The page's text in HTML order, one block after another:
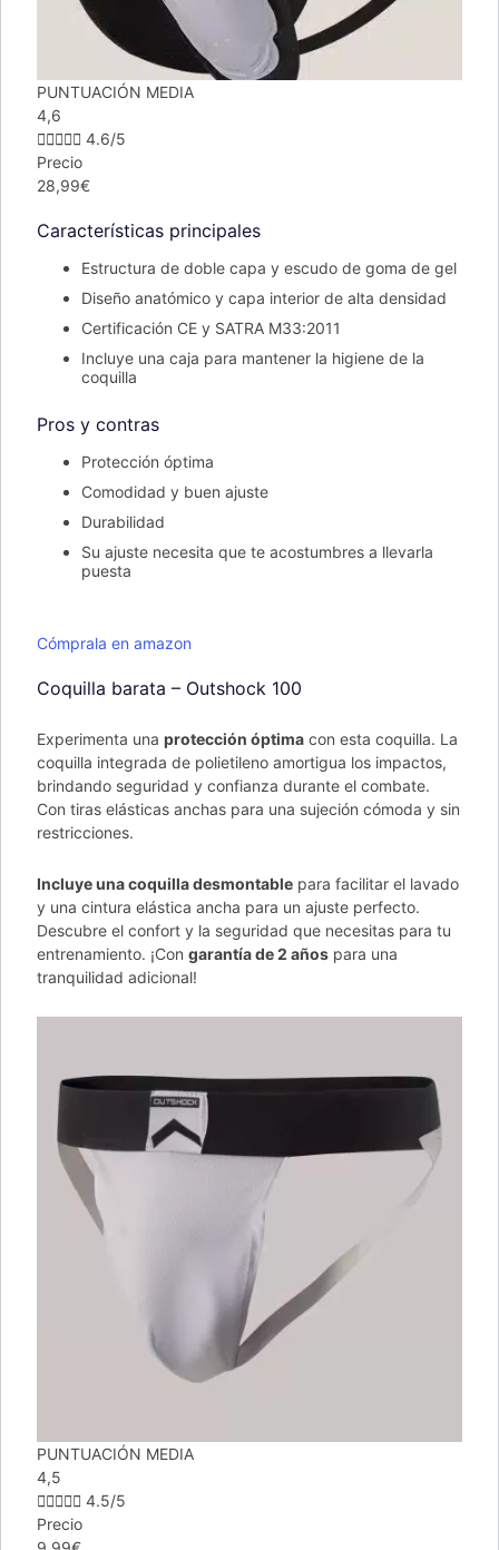
PUNTUACIÓN MEDIA
4,6
 4.6/5
Precio
28,99€
Características principales
Estructura de doble capa y escudo de goma de gel
Diseño anatómico y capa interior de alta densidad
Certificación CE y SATRA M33:2011
Incluye una caja para mantener la higiene de la
coquilla
Pros y contras
Protección óptima
Comodidad y buen ajuste
Durabilidad
Su ajuste necesita que te acostumbres a llevarla
puesta
Cómprala en amazon
Coquilla barata – Outshock 100
Experimenta una protección óptima con esta coquilla. La
coquilla integrada de polietileno amortigua los impactos,
brindando seguridad y confianza durante el combate.
Con tiras elásticas anchas para una sujeción cómoda y sin
restricciones.
Incluye una coquilla desmontable para facilitar el lavado
y una cintura elástica ancha para un ajuste perfecto.
Descubre el confort y la seguridad que necesitas para tu
entrenamiento. ¡Con garantía de 2 años para una
tranquilidad adicional!
PUNTUACIÓN MEDIA
4,5
 4.5/5
Precio